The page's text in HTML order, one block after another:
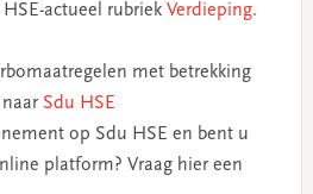
actueel rubriek Verdieping.
met betrekking
Sdu HSE
op Sdu HSE en bent u
platform? Vraag hier een